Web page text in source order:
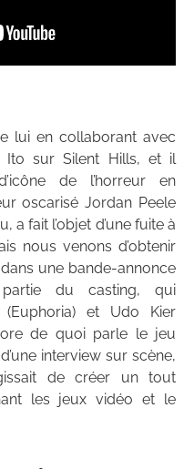
lui en collaborant avec
Ito sur Silent Hills, et il
de l’horreur en
oscarisé Jordan Peele
a fait l’objet d’une fuite à
nous venons d’obtenir
une bande-annonce
du casting, qui
et Udo Kier
de quoi parle le jeu
interview sur scène,
de créer un tout
les jeux vidéo et le